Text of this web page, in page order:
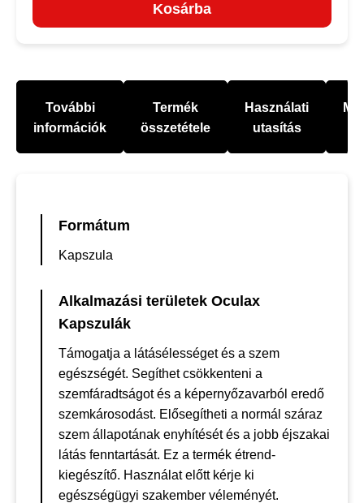
Kosárba
További
információk
Termék
összetétele
Használati
utasítás
Formátum
Kapszula
Alkalmazási területek Oculax
Kapszulák
Támogatja a látásélességet és a szem
egészségét. Segíthet csökkenteni a
szemfáradtságot és a képernyőzavarból eredő
szemkárosodást. Elősegítheti a normál száraz
szem állapotának enyhítését és a jobb éjszakai
látás fenntartását. Ez a termék étrend-
kiegészítő. Használat előtt kérje ki
egészségügyi szakember véleményét.